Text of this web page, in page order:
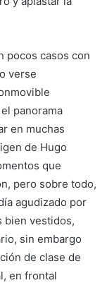
pocos casos con
verse
panorama
en muchas
de Hugo
que
pero sobre todo,
agudizado por
bien vestidos,
sin embargo
de clase de
en frontal